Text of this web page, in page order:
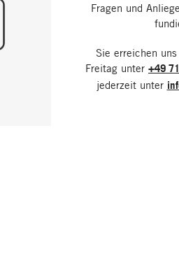
Fragen und
Sie erreichen
Freitag unter +49
jederzeit unter